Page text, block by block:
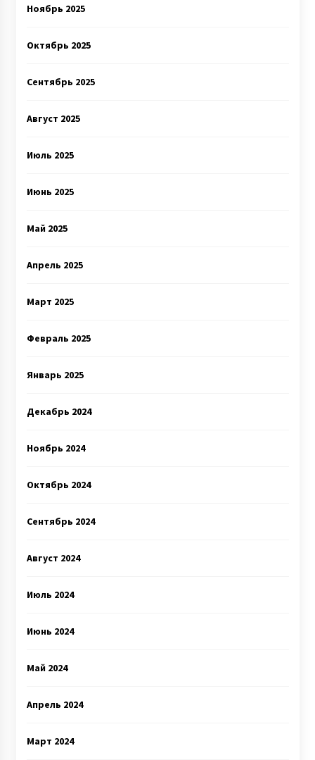
Ноябрь 2025
Октябрь 2025
Сентябрь 2025
Август 2025
Июль 2025
Июнь 2025
Май 2025
Апрель 2025
Март 2025
Февраль 2025
Январь 2025
Декабрь 2024
Ноябрь 2024
Октябрь 2024
Сентябрь 2024
Август 2024
Июль 2024
Июнь 2024
Май 2024
Апрель 2024
Март 2024